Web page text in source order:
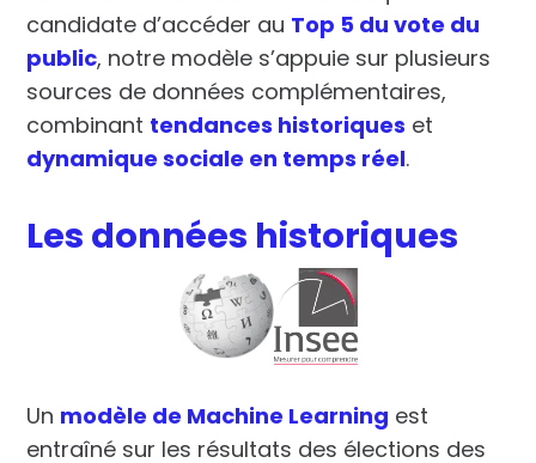
candidate d’accéder au Top 5 du vote du
public, notre modèle s’appuie sur plusieurs
sources de données complémentaires,
combinant tendances historiques et
dynamique sociale en temps réel.
Les données historiques
Un modèle de Machine Learning est
entraîné sur les résultats des élections des